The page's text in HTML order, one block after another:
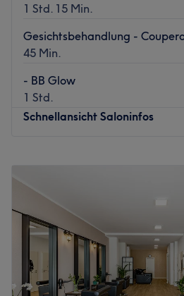
1 Std. 15 Min.
Gesichtsbehandlung -
45 Min.
- BB Glow
1 Std.
Schnellansicht Saloninfos
Mittwoch
Donnerstag
Freitag
Samstag
Unterstreiche deine natürliche